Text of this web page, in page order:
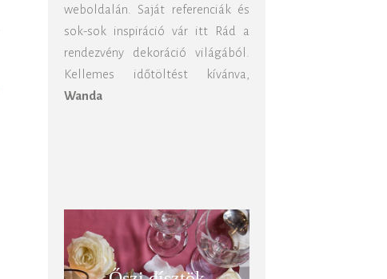
weboldalán. Saját referenciák és
sok-sok inspiráció vár itt Rád a
rendezvény dekoráció világából.
Kellemes időtöltést kívánva,
Wanda